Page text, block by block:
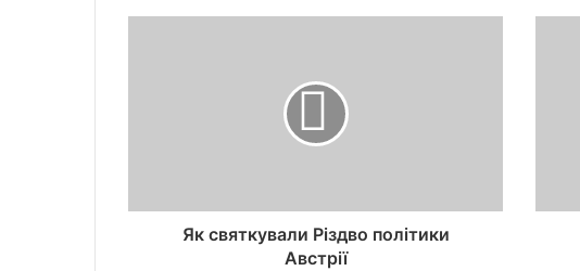
Як святкували Різдво політики
Австрії